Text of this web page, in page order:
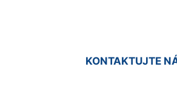
KONTAKTUJTE